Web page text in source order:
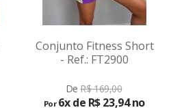
Conjunto Fitness Short
- Ref.: FT2900
DeR$ 169,00
Por 6x de R$ 23,94 no
PRODUTO